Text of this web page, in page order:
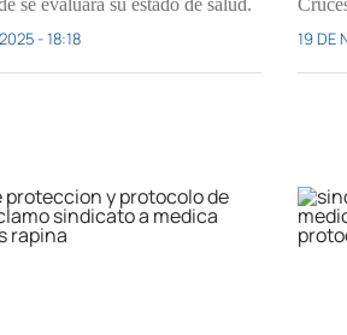
se evaluará su estado de salud.
- 18:18 19 DE